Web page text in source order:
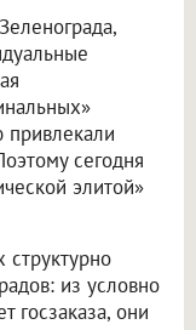
привлекали
сегодня
элитой»
из условно
госзаказа, они